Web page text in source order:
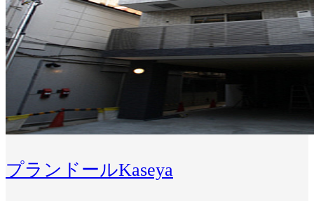
プランドールKaseya